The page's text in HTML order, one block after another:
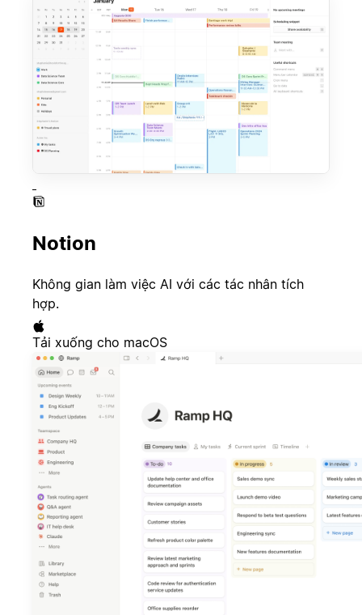
Notion
Không gian làm việc AI với các tác nhân tích
hợp.
Tải xuống cho macOS